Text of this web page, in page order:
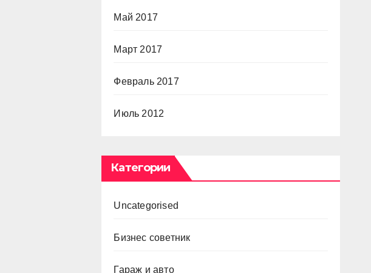
Май 2017
Март 2017
Февраль 2017
Июль 2012
Категории
Uncategorised
Бизнес советник
Гараж и авто